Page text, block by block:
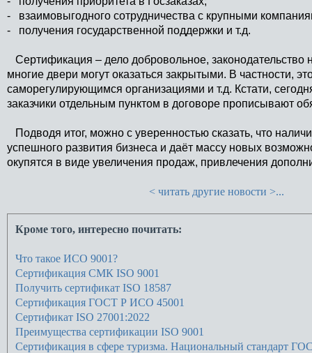
- взаимовыгодного сотрудничества с крупными
- получения государственной поддержки и т.д.
Сертификация – дело добровольное,
многие двери могут оказаться закрытыми. В частности,
саморегулирующимся организациями и т.д. Кстати,
заказчики отдельным пунктом в договоре прописывают
Подводя итог, можно с уверенностью сказать, что
успешного развития бизнеса и даёт массу новых
окупятся в виде увеличения продаж, привлечения
< читать другие новости >...
Кроме того, интересно почитать:
Что такое ИСО 9001?
Сертификация СМК ISO 9001
Получить сертификат ISO 18587
Сертификация ГОСТ Р ИСО 45001
Сертификат ISO 27001:2022
Преимущества сертификации ISO 9001
Сертификация в сфере туризма. Национальный стандарт